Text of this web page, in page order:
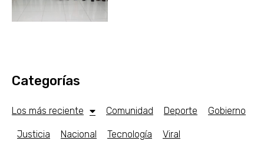
Categorías
Los más reciente Comunidad Deporte Gobierno
Justicia Nacional Tecnología Viral